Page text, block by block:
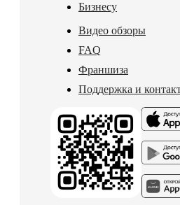
Бизнесу
Видео обзоры
FAQ
Франшиза
Поддержка и